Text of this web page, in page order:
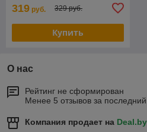
319 руб. 329 руб.
Купить
О нас
Рейтинг не сформирован
Менее 5 отзывов за последний
Компания продает на Deal.by